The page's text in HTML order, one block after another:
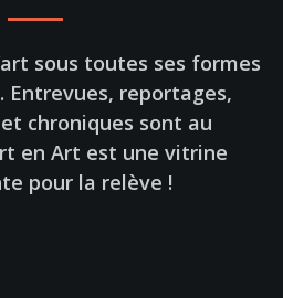
sous toutes ses formes
Entrevues, reportages,
chroniques sont au
en Art est une vitrine
pour la relève !